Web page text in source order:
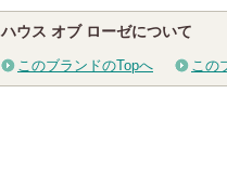
ハウス オブ ローゼについて
このブランドのTopへ この